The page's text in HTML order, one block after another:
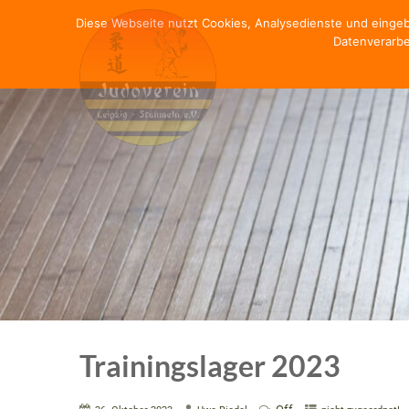
Trainingslager 2023
Diese Webseite nutzt Cookies, Analysedienste und